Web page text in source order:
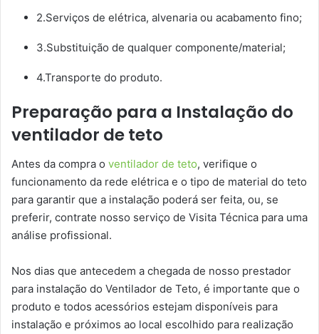
2.Serviços de elétrica, alvenaria ou acabamento fino;
3.Substituição de qualquer componente/material;
4.Transporte do produto.
Preparação para a Instalação do
ventilador de teto
Antes da compra o ventilador de teto, verifique o
funcionamento da rede elétrica e o tipo de material do teto
para garantir que a instalação poderá ser feita, ou, se
preferir, contrate nosso serviço de Visita Técnica para uma
análise profissional.
Nos dias que antecedem a chegada de nosso prestador
para instalação do Ventilador de Teto, é importante que o
produto e todos acessórios estejam disponíveis para
instalação e próximos ao local escolhido para realização